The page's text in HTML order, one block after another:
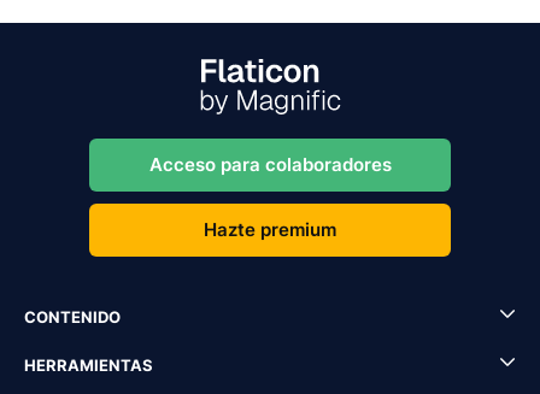
Acceso para colaboradores
Hazte premium
CONTENIDO
HERRAMIENTAS